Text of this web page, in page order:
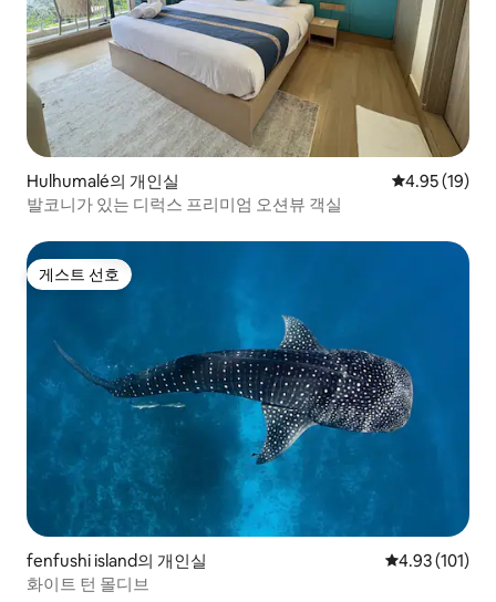
Hulhumalé의 개인실 평점 4.95점
4.95 (19)
발코니가 있는 디럭스 프리미엄 오션뷰 객실
게스트 선호
게스트 선호
fenfushi island의 개인실 평점 4.93점(5
4.93 (101)
화이트 턴 몰디브